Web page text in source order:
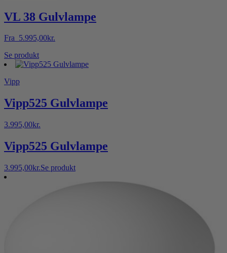
VL 38 Gulvlampe
Fra 5.995,00kr.
Se produktDette
vare
Mulighederne
kan
på
Vipp
Vipp525 Gulvlampe
3.995,00kr.
Vipp525 Gulvlampe
3.995,00kr.Se produkt